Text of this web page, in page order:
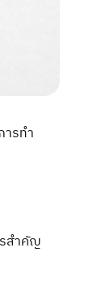
รทำ
รสำคัญ